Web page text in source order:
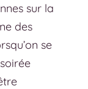
sur la
des
se